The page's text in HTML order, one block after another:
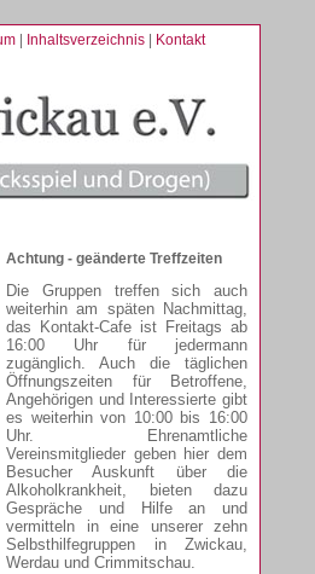
Inhaltsverzeichnis Kontakt
Achtung - geänderte Treffzeiten
Die Gruppen treffen sich auch
weiterhin am späten Nachmittag,
das Kontakt-Cafe ist Freitags ab
16:00 Uhr für jedermann
zugänglich. Auch die täglichen
Öffnungszeiten für Betroffene,
Angehörigen und Interessierte gibt
es weiterhin von 10:00 bis 16:00
Uhr. Ehrenamtliche
Vereinsmitglieder geben hier dem
Besucher Auskunft über die
Alkoholkrankheit, bieten dazu
Gespräche und Hilfe an und
vermitteln in eine unserer zehn
Selbsthilfegruppen in Zwickau,
Werdau und Crimmitschau.